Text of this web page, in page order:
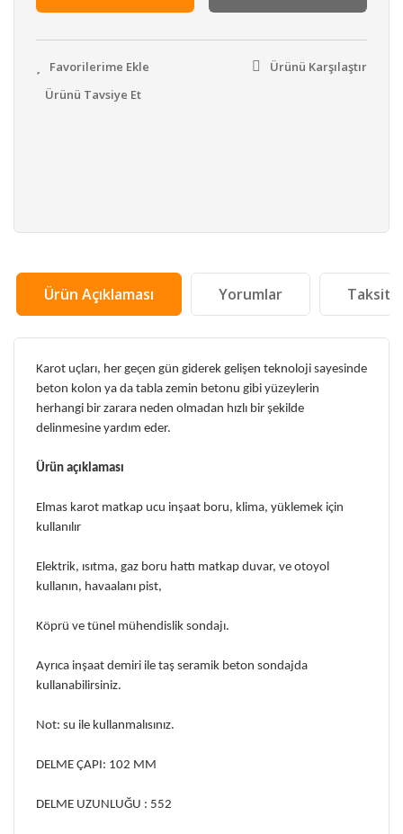
Ürünü Karşılaştır
Ürünü Tavsiye Et
Ürün Açıklaması Yorumlar Taksit
Karot uçları, her geçen gün giderek gelişen teknoloji sayesinde
beton kolon ya da tabla zemin betonu gibi yüzeylerin
herhangi bir zarara neden olmadan hızlı bir şekilde
delinmesine yardım eder.
Ürün açıklaması
Elmas karot matkap ucu inşaat boru, klima, yüklemek için
kullanılır
Elektrik, ısıtma, gaz boru hattı matkap duvar, ve otoyol
kullanın, havaalanı pist,
Köprü ve tünel mühendislik sondajı.
Ayrıca inşaat demiri ile taş seramik beton sondajda
kullanabilirsiniz.
Not: su ile kullanmalısınız.
DELME ÇAPI: 102 MM
DELME UZUNLUĞU : 552